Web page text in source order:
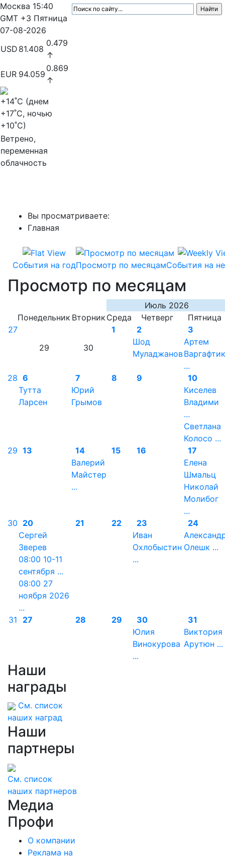
Москва 15:40
GMT +3 Пятница
07-08-2026
USD 81.408
0.479
↑
EUR 94.059
0.869
↑
+14˚C (днем
+17˚C, ночью
+10˚C)
Ветрено,
переменная
облачность
Вы просматриваете:
Главная
События на годПросмотр по месяцамСобытия на
Просмотр по месяцам
Июль 2026
Понедельник Вторник Среда Четверг
Пятница
27
29
30
1
2
Шод
Муладжанов
3
Артем
Варгафтик
...
28 6
Тутта
Ларсен
7
Юрий
Грымов
8 9
10
Киселев
Владими
...
Светлана
Колосо ...
29 13
14
Валерий
Майстер
...
15 16
17
Елена
Шмальц
Николай
Молибог
...
30 20
Сергей
Зверев
08:00 10-11
сентября ...
08:00 27
ноября 2026
...
21 22
23
Иван
Охлобыстин
...
24
Олешк ...
31 27 28 29
30
Юлия
Винокурова
...
31
Виктория
Арутюн ...
Наши
награды
См. список
наших наград
Наши
партнеры
См. список
наших партнеров
Медиа
Профи
О компании
Реклама на